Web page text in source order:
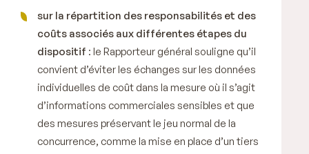
sur la répartition des responsabilités et des
coûts associés aux différentes étapes du
dispositif : le Rapporteur général souligne qu’il
convient d’éviter les échanges sur les données
individuelles de coût dans la mesure où il s’agit
d’informations commerciales sensibles et que
des mesures préservant le jeu normal de la
concurrence, comme la mise en place d’un tiers